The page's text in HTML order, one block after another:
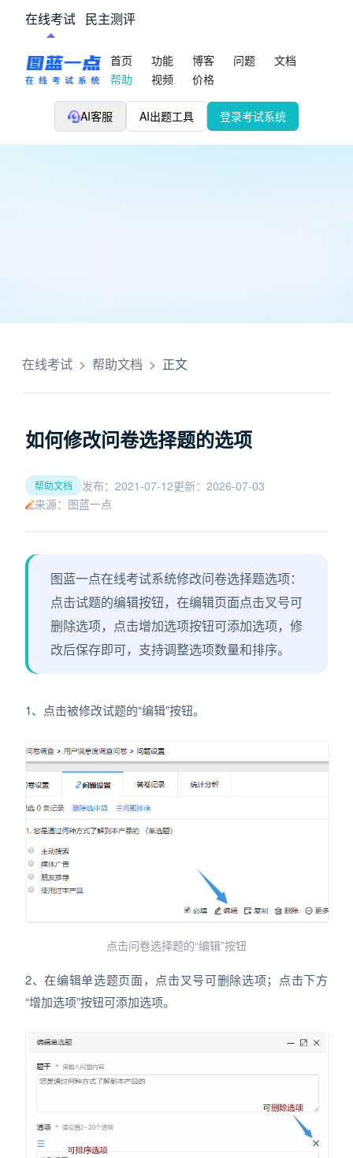
在线考试 民主测评
首页 功能 博客 问题
文档
帮助
视频 价格
AI客服 AI出题工具 登录考试系统
在线考试 > 帮助文档 > 正文
如何修改问卷选择题的选项
帮助文档 发布：2021-07-12更新：2026-07-03
来源：图蓝一点
图蓝一点在线考试系统修改问卷选择题选项：
点击试题的编辑按钮，在编辑页面点击叉号可
删除选项，点击增加选项按钮可添加选项，修
改后保存即可，支持调整选项数量和排序。
1、点击被修改试题的“编辑”按钮。
点击问卷选择题的“编辑”按钮
2、在编辑单选题页面，点击叉号可删除选项；点击下方
“增加选项”按钮可添加选项。